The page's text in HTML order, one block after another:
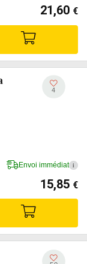
21,60 €
4
Envoi immédiat i
15,85 €